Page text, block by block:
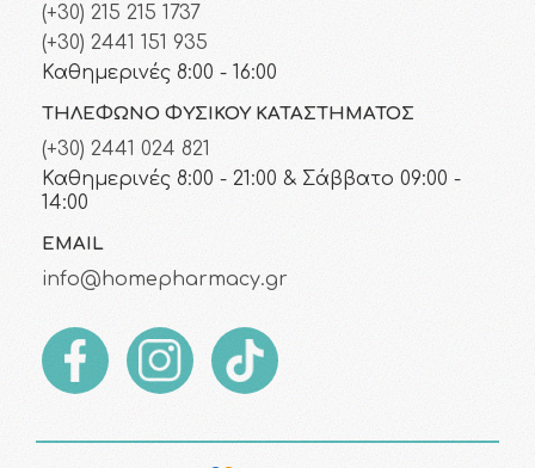
(+30) 215 215 1737
(+30) 2441 151 935
Καθημερινές 8:00 - 16:00
ΤΗΛΈΦΩΝΟ ΦΥΣΙΚΟΎ ΚΑΤΑΣΤΉΜΑΤΟΣ
(+30) 2441 024 821
Καθημερινές 8:00 - 21:00 & Σάββατο 09:00 -
14:00
EMAIL
info@homepharmacy.gr